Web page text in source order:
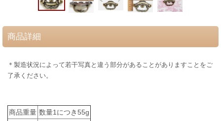
商品詳細
＊製造状況によって若干写真と違う部分があることがありますことをご
了承ください。
商品重量 数量1につき55g